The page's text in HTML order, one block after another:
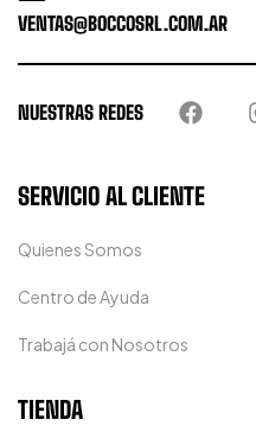
VENTAS@BOCCOSRL.COM.AR
NUESTRAS REDES
SERVICIO AL CLIENTE
Quienes Somos
Centro de Ayuda
Trabajá con Nosotros
TIENDA